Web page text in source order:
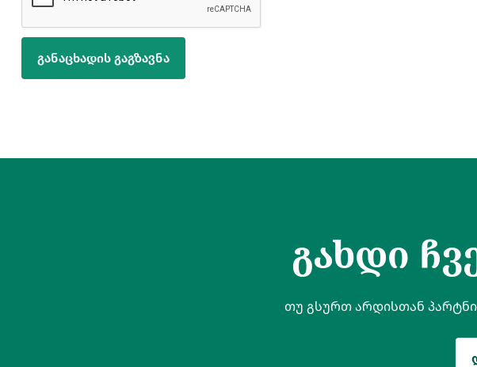
განაცხადის გაგზავნა
გახდი
თუ გსურთ არდისთან